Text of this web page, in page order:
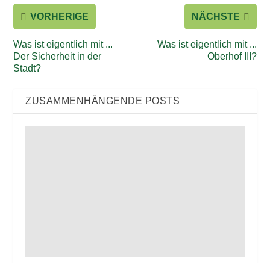
VORHERIGE
Was ist eigentlich mit ...
Der Sicherheit in der
Stadt?
NÄCHSTE
Was ist eigentlich mit ...
Oberhof III?
ZUSAMMENHÄNGENDE POSTS